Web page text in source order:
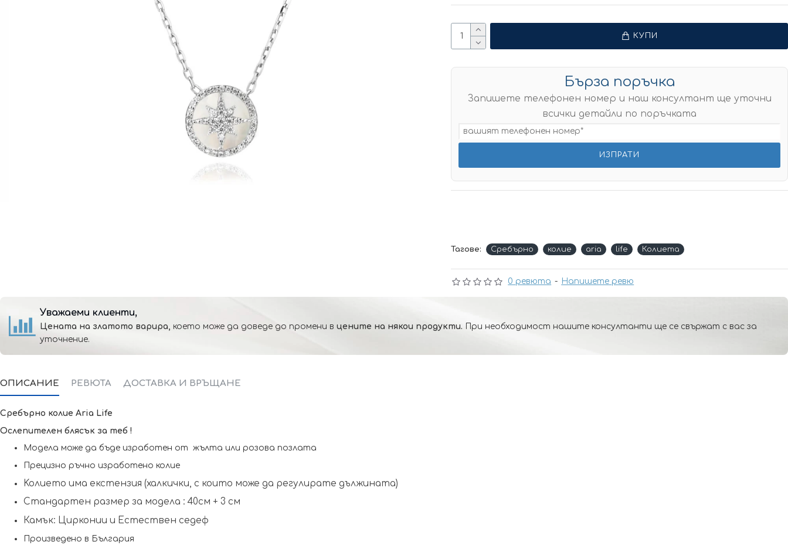
0 ревюта - Напишете ревю
КУПИ
Бърза поръчка
Запишете телефонен номер и наш консултант ще уточни
всички детайли по поръчката
Тагове: Сребърно колие aria life Колиета
Уважаеми клиенти,
Цената на златото варира, което може да доведе до промени в цените на някои продукти. При необходимост нашите консултанти ще се свържат с вас за
уточнение.
ОПИСАНИЕ РЕВЮТА ДОСТАВКА И ВРЪЩАНЕ
Сребърно колие Aria Life
Ослепителен блясък за теб !
Модела може да бъде изработен от жълта или розова позлата
Прецизно ръчно изработено колие
Koлието има екстензия (халкички, с които може да регулирате дължината)
Стандартен размер за модела : 40см + 3 см
Камък: Цирконии и Естествен седеф
Произведено в България